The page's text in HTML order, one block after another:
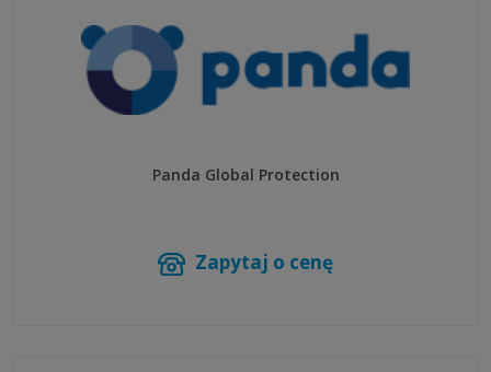
Panda Global Protection
Zapytaj o cenę